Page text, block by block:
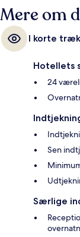
Mere om
I korte træk
Hotellets
24
Sen
Særlige